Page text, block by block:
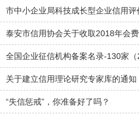
市中小企业局科技成长型企业信用
泰安市信用协会关于收取2018年会
全国企业征信机构备案名录-130家（
关于建立信用理论研究专家库的通知
“失信惩戒”，你准备好了吗？